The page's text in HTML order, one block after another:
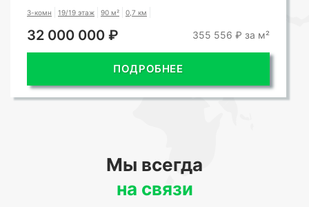
3-комн 19/19 этаж 90 м² 0,7 км
32 000 000 ₽ 355 556 ₽ за м²
ПОДРОБНЕЕ
Мы всегда
на связи